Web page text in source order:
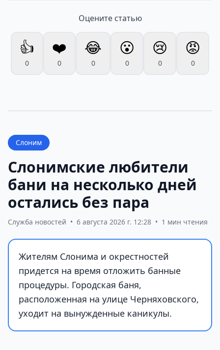
Оцените статью
👍
0
❤️
0
😂
0
😮
0
😢
0
😡
0
Слоним
Слонимские любители
бани на несколько дней
остались без пара
Служба новостей • 6 августа 2026 г. 12:28 • 1 мин чтения
Жителям Слонима и окрестностей
придется на время отложить банные
процедуры. Городская баня,
расположенная на улице Черняховского,
уходит на вынужденные каникулы.